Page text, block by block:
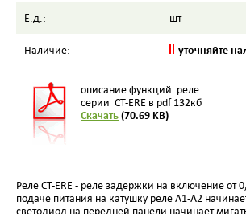
Е.д.: шт
Наличие: уточняйте
описание функций реле
серии CT-ERE в pdf 132кб
Скачать(70.69 KB)
Реле CT-ERE - реле задержки на включение от
подаче питания на катушку реле A1-A2
светодиод на передней панели начинает